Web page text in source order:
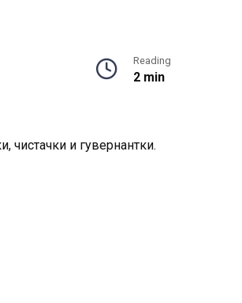
Reading
2 min
чистачки и гувернантки.